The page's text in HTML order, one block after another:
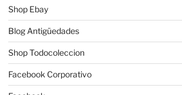
Shop Ebay
Blog Antigüedades
Shop Todocoleccion
Facebook Corporativo